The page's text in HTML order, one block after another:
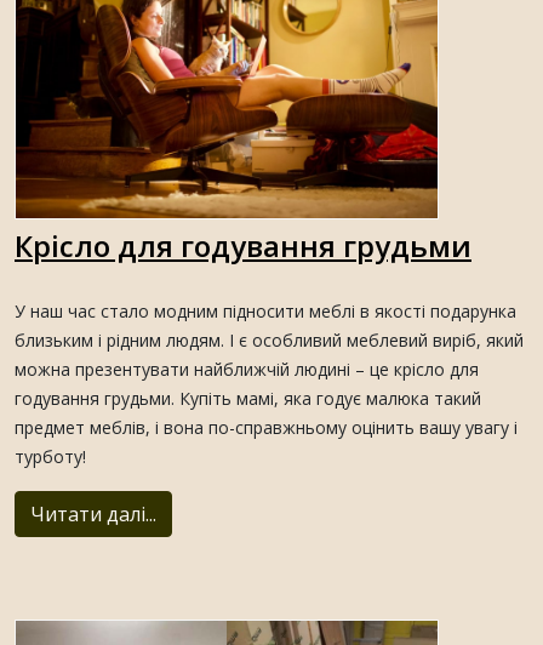
Крісло для годування грудьми
У наш час стало модним підносити меблі в якості подарунка
близьким і рідним людям. І є особливий меблевий виріб, який
можна презентувати найближчій людині – це крісло для
годування грудьми. Купіть мамі, яка годує малюка такий
предмет меблів, і вона по-справжньому оцінить вашу увагу і
турботу!
Читати далі...